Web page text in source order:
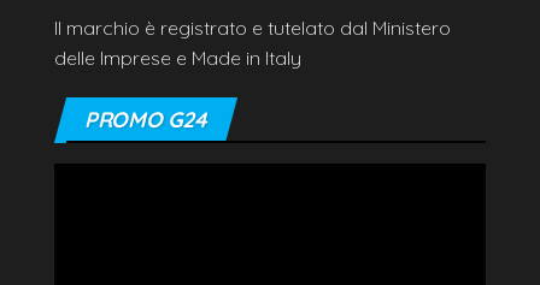
Il marchio è registrato e tutelato dal Ministero
delle Imprese e Made in Italy
PROMO G24